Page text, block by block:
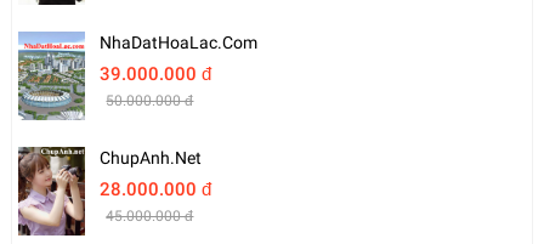
NhaDatHoaLac.com
39.000.000 đ
50.000.000 đ
ChupAnh.net
28.000.000 đ
45.000.000 đ